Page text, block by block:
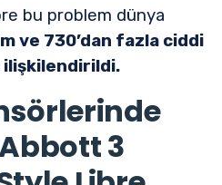
bu problem dünya
ve 730’dan fazla ciddi
ilişkilendirildi.
3